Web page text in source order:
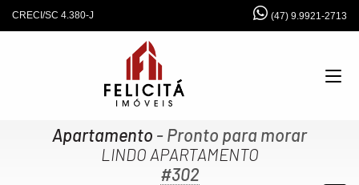
CRECI/SC 4.380-J (47) 9.9921-2713
Apartamento - Pronto para morar
LINDO APARTAMENTO
#302